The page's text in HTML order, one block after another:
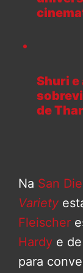
Shuri e
de
Na San
Variety
Fleischer
Hardy e de
para